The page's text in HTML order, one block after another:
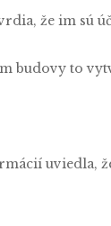
že im sú
budovy to
uviedla,